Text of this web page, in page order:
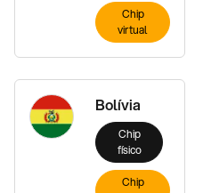
Chip
virtual
Bolívia
Chip
físico
Chip